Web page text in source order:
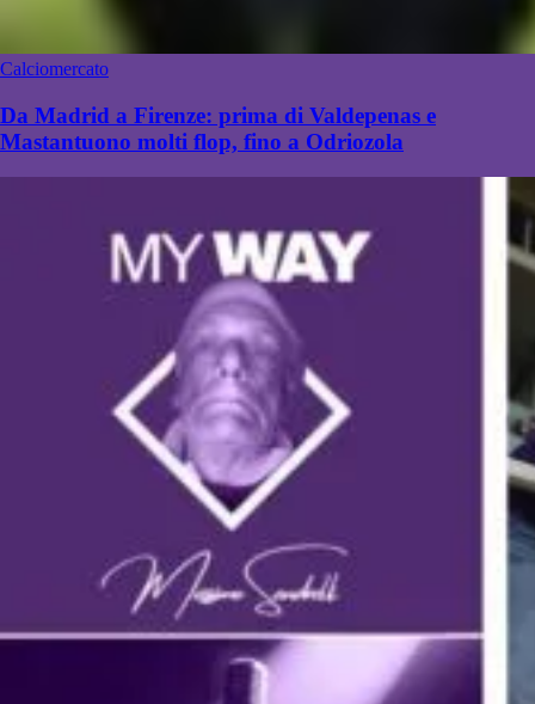
Calciomercato
Da Madrid a Firenze: prima di Valdepenas e
Mastantuono molti flop, fino a Odriozola